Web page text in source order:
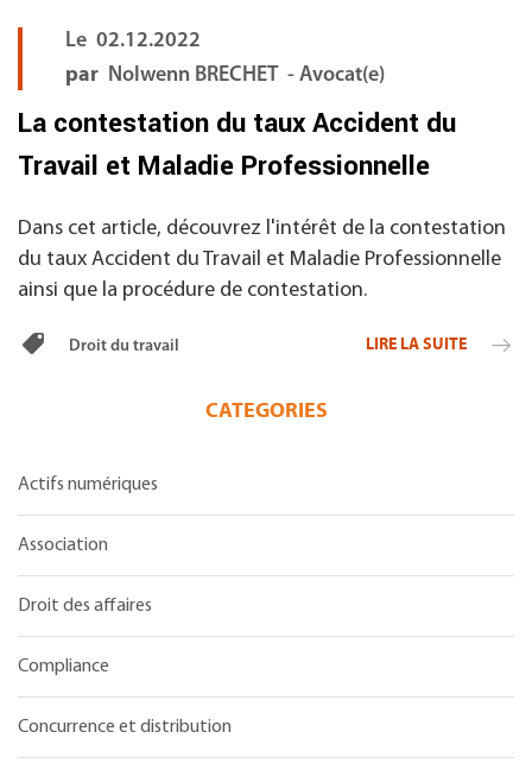
Le 02.12.2022
par Nolwenn BRECHET - Avocat(e)
La contestation du taux Accident du
Travail et Maladie Professionnelle
Dans cet article, découvrez l'intérêt de la contestation
du taux Accident du Travail et Maladie Professionnelle
ainsi que la procédure de contestation.
Droit du travail LIRE LA SUITE
CATEGORIES
Actifs numériques
Association
Droit des affaires
Compliance
Concurrence et distribution